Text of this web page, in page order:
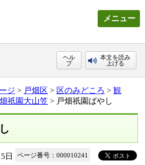
メニュー
ヘル
プ
本文を読み
上げる
ジ > 戸畑区 > 区のみどころ > 観
祇園大山笠 > 戸畑祇󠄀園ばやし
日 ページ番号：000010241